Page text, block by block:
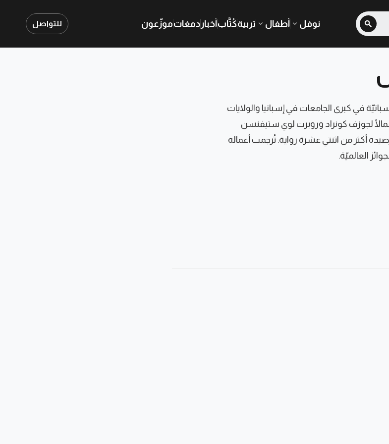
نوفل أطفال تربيةكُتَّابأخبار دمغاتموزّعون للتواصل
علّم الآداب الإسبانيّة في كبرى الجامعات في إسبانيا والولايات
أعمالًا لجوزف كونراد وروبرت لوي ستيفنسن
أكثر من اثنتي عشرة رواية. تُرجمت أعماله
العالميّة.